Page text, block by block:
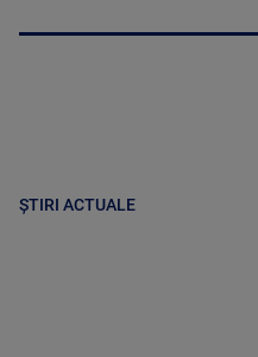
ȘTIRI ACTUALE